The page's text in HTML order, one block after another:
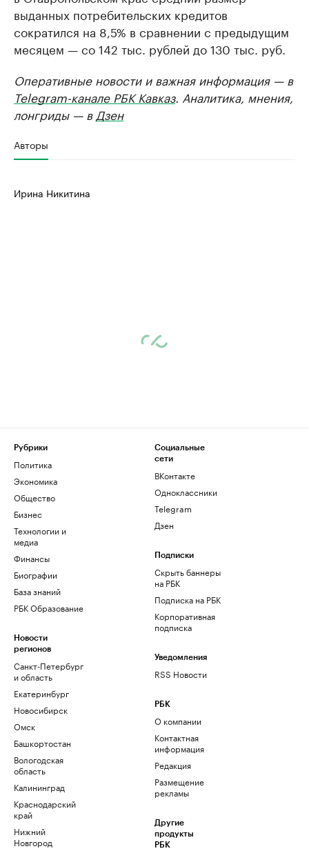
выданных потребительских кредитов
сократился на 8,5% в сравнении с предыдущим
месяцем — со 142 тыс. рублей до 130 тыс. руб.
Оперативные новости и важная информация — в
Telegram-канале РБК Кавказ. Аналитика, мнения,
лонгриды — в Дзен
Авторы
Ирина Никитина
Рубрики
Политика
Экономика
Общество
Бизнес
Технологии и
медиа
Финансы
Биографии
База знаний
РБК Образование
Новости
регионов
Санкт-Петербург
и область
Екатеринбург
Новосибирск
Омск
Башкортостан
Вологодская
область
Калининград
Краснодарский
край
Нижний
Новгород
Социальные
сети
ВКонтакте
Одноклассники
Telegram
Дзен
Подписки
Скрыть баннеры
на РБК
Подписка на РБК
Корпоративная
подписка
Уведомления
RSS Новости
РБК
О компании
Контактная
информация
Редакция
Размещение
рекламы
Другие
продукты
РБК